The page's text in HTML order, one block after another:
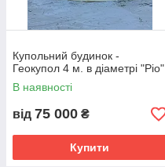
Купольний будинок -
Геокупол 4 м. в діаметрі "Ріо"
В наявності
від 75 000 ₴
Купити